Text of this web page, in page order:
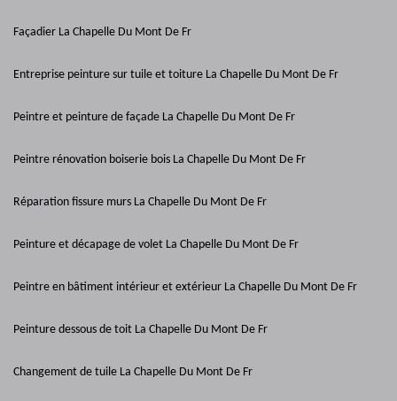
Façadier La Chapelle Du Mont De Fr
Entreprise peinture sur tuile et toiture La Chapelle Du Mont De Fr
Peintre et peinture de façade La Chapelle Du Mont De Fr
Peintre rénovation boiserie bois La Chapelle Du Mont De Fr
Réparation fissure murs La Chapelle Du Mont De Fr
Peinture et décapage de volet La Chapelle Du Mont De Fr
Peintre en bâtiment intérieur et extérieur La Chapelle Du Mont De Fr
Peinture dessous de toit La Chapelle Du Mont De Fr
Changement de tuile La Chapelle Du Mont De Fr